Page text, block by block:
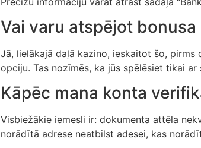
Vai varu atspējot
Jā, lielākajā daļā kazino, ieskaitot šo,
opciju. Tas nozīmēs, ka jūs spēlēsiet tikai
Kāpēc mana konta
Visbiežākie iemesli ir: dokumenta attēla
norādītā adrese neatbilst adesei, kas